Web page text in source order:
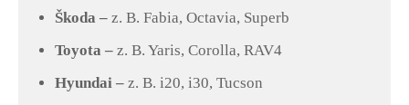
Škoda – z. B. Fabia, Octavia, Superb
Toyota – z. B. Yaris, Corolla, RAV4
Hyundai – z. B. i20, i30, Tucson